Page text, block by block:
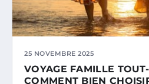
25 NOVEMBRE 2025
VOYAGE FAMILLE
COMMENT BIEN